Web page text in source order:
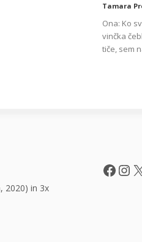
Tamara
Ona: Ko
vinčka
tiče, sem
2020) in 3x
X